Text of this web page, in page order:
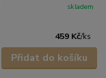
459 Kč/ks
skladem
Přidat do košíku